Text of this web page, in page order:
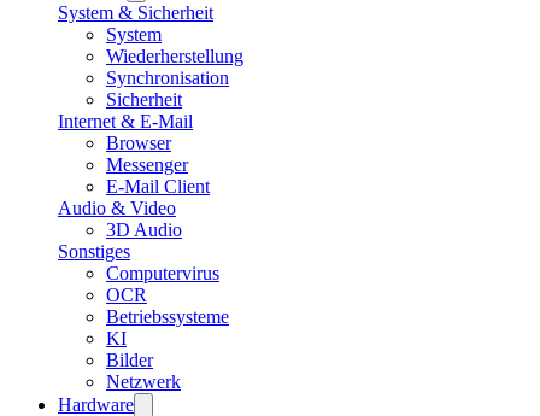
System & Sicherheit
System
Wiederherstellung
Synchronisation
Sicherheit
Internet & E-Mail
Browser
Messenger
E-Mail Client
Audio & Video
3D Audio
Sonstiges
Computervirus
OCR
Betriebssysteme
KI
Bilder
Netzwerk
Hardware